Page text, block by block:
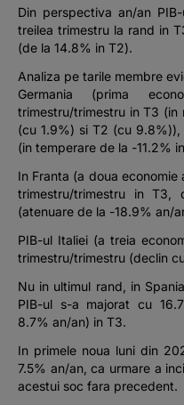
Din perspectiva an/an
treilea trimestru la rand in
(de la 14.8% in T2).
Analiza pe tarile membre
Germania (prima
trimestru/trimestru in T3 (in
(cu 1.9%) si T2 (cu
(in temperare de la -11.2%
In Franta (a doua
trimestru/trimestru in
(atenuare de la -18.9% an/
PIB-ul Italiei (a treia
trimestru/trimestru (declin
Nu in ultimul rand, in
PIB-ul s-a majorat cu
8.7% an/an) in T3.
In primele noua luni din
7.5% an/an, ca urmare a
acestui soc fara precedent.